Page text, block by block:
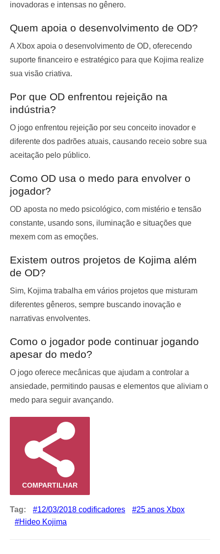
inovadoras e intensas no gênero.
Quem apoia o desenvolvimento de OD?
A Xbox apoia o desenvolvimento de OD, oferecendo
suporte financeiro e estratégico para que Kojima realize
sua visão criativa.
Por que OD enfrentou rejeição na
indústria?
O jogo enfrentou rejeição por seu conceito inovador e
diferente dos padrões atuais, causando receio sobre sua
aceitação pelo público.
Como OD usa o medo para envolver o
jogador?
OD aposta no medo psicológico, com mistério e tensão
constante, usando sons, iluminação e situações que
mexem com as emoções.
Existem outros projetos de Kojima além
de OD?
Sim, Kojima trabalha em vários projetos que misturam
diferentes gêneros, sempre buscando inovação e
narrativas envolventes.
Como o jogador pode continuar jogando
apesar do medo?
O jogo oferece mecânicas que ajudam a controlar a
ansiedade, permitindo pausas e elementos que aliviam o
medo para seguir avançando.
COMPARTILHAR
Tag: 12/03/2018 codificadores
25 anos Xbox
Hideo Kojima